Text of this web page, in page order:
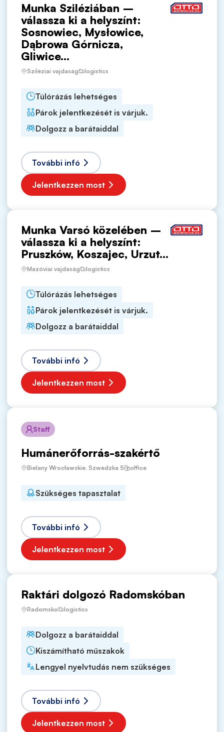
Munka Sziléziában –
válassza ki a helyszínt:
Sosnowiec, Mysłowice,
Dąbrowa Górnicza,
Gliwice...
Sziléziai vajdaság logistics
Túlórázás lehetséges
Párok jelentkezését is várjuk.
Dolgozz a barátaiddal
További infó
Jelentkezzen most
Munka Varsó közelében –
válassza ki a helyszínt:
Pruszków, Koszajec, Urzut...
Mazóviai vajdaság logistics
Túlórázás lehetséges
Párok jelentkezését is várjuk.
Dolgozz a barátaiddal
További infó
Jelentkezzen most
Staff
Humánerőforrás-szakértő
Bielany Wrocławskie, Szwedzka 5 office
Szükséges tapasztalat
További infó
Jelentkezzen most
Raktári dolgozó Radomskóban
Radomsko logistics
Dolgozz a barátaiddal
Kiszámítható műszakok
Lengyel nyelvtudás nem szükséges
További infó
Jelentkezzen most